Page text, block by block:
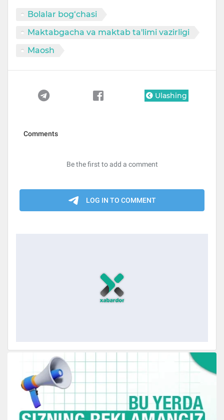
Bolalar bog‘chasi
Maktabgacha va maktab ta'limi vazirligi
Maosh
Ulashing